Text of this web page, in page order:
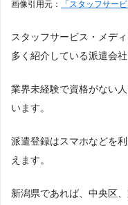
画像引用元： 「スタッフサー
スタッフサービス・メデ
多く紹介している派遣会社
業界未経験で資格がない
います。
派遣登録はスマホなどを
えます。
新潟県であれば、中央区